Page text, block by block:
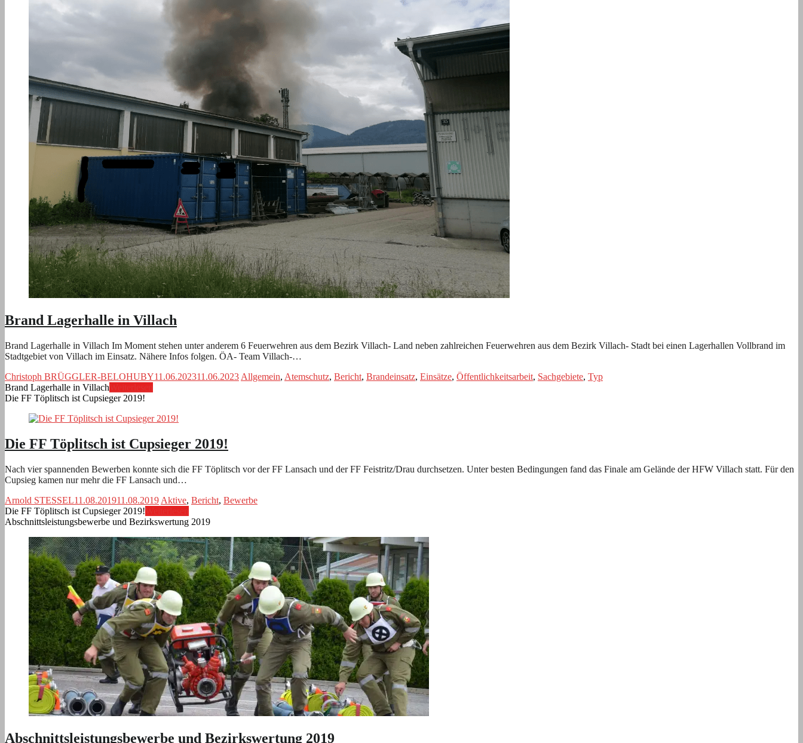
Brand Lagerhalle in Villach
Brand Lagerhalle in Villach Im Moment stehen unter anderem 6 Feuerwehren aus dem Bezirk Villach- Land neben zahlreichen Feuerwehren aus dem Bezirk Villach- Stadt bei einen Lagerhallen Vollbrand im
Stadtgebiet von Villach im Einsatz. Nähere Infos folgen. ÖA- Team Villach-…
Christoph BRÜGGLER-BELOHUBY11.06.202311.06.2023 Allgemein, Atemschutz, Bericht, Brandeinsatz, Einsätze, Öffentlichkeitsarbeit, Sachgebiete, Typ
Brand Lagerhalle in Villach
Die FF Töplitsch ist Cupsieger 2019!
Die FF Töplitsch ist Cupsieger 2019!
Nach vier spannenden Bewerben konnte sich die FF Töplitsch vor der FF Lansach und der FF Feistritz/Drau durchsetzen. Unter besten Bedingungen fand das Finale am Gelände der HFW Villach statt. Für den
Cupsieg kamen nur mehr die FF Lansach und…
Arnold STESSEL11.08.201911.08.2019 Aktive, Bericht, Bewerbe
Die FF Töplitsch ist Cupsieger 2019!
Abschnittsleistungsbewerbe und Bezirkswertung 2019
Abschnittsleistungsbewerbe und Bezirkswertung 2019